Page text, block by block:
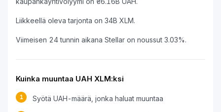
Liikkeellä oleva tarjonta on 34B XLM.
Viimeisen 24 tunnin aikana Stellar on noussut 3.03%.
Kuinka muuntaa UAH XLM:ksi
1 Syötä UAH-määrä, jonka haluat muuntaa